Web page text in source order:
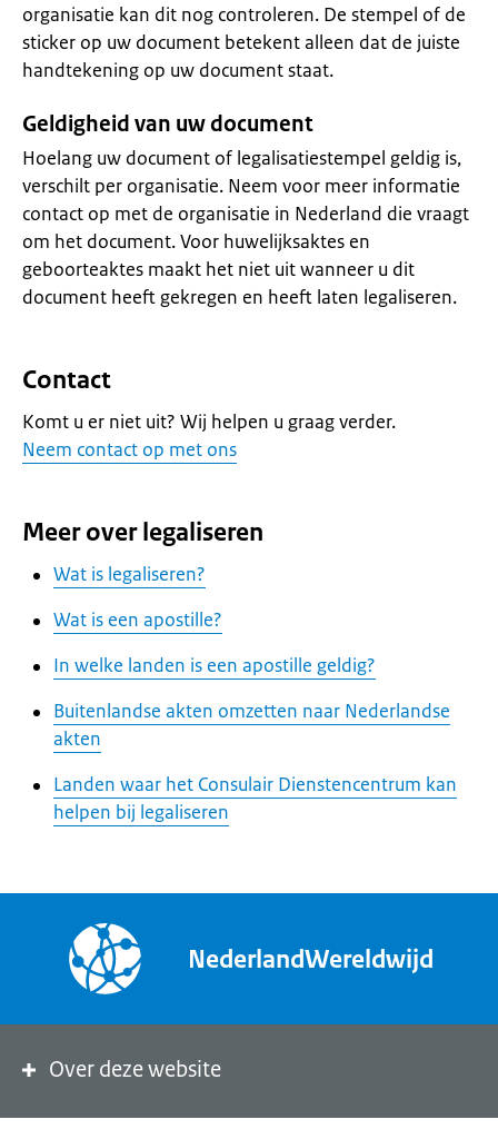
organisatie kan dit nog controleren. De stempel of de
sticker op uw document betekent alleen dat de juiste
handtekening op uw document staat.
Geldigheid van uw document
Hoelang uw document of legalisatiestempel geldig is,
verschilt per organisatie. Neem voor meer informatie
contact op met de organisatie in Nederland die vraagt
om het document. Voor huwelijksaktes en
geboorteaktes maakt het niet uit wanneer u dit
document heeft gekregen en heeft laten legaliseren.
Contact
Komt u er niet uit? Wij helpen u graag verder.
Neem contact op met ons
Meer over legaliseren
Wat is legaliseren?
Wat is een apostille?
In welke landen is een apostille geldig?
Buitenlandse akten omzetten naar Nederlandse
akten
Landen waar het Consulair Dienstencentrum kan
helpen bij legaliseren
NederlandWereldwijd
Over deze website